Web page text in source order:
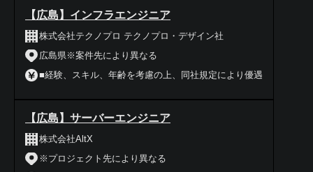
【広島】インフラエンジニア
株式会社テクノプロ テクノプロ・デザイン社
広島県※案件先により異なる
■経験、スキル、年齢を考慮の上、同社規定により優遇
【広島】サーバーエンジニア
株式会社AltX
※プロジェクト先により異なる